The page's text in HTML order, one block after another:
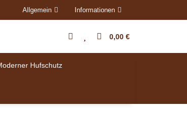
Allgemein Informationen
0,00 €
Hufschutz